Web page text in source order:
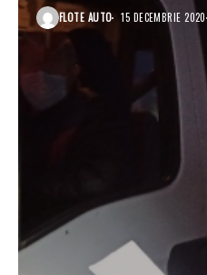
FLOTE AUTO 15 DECEMBRIE 2020